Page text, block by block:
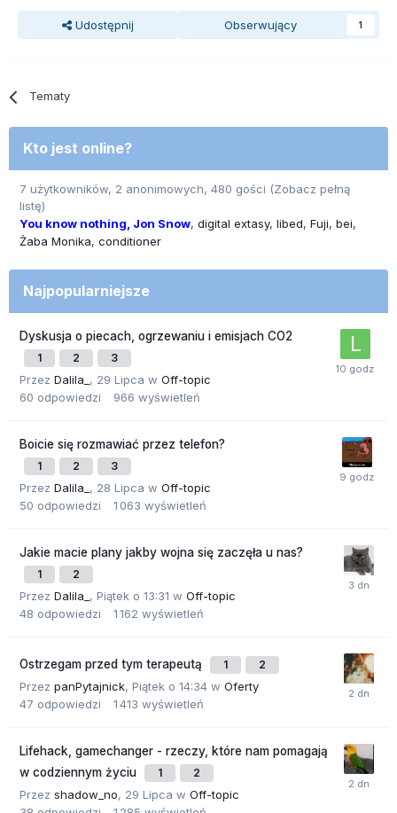
Udostępnij Obserwujący 1
Tematy
Kto jest online?
7 użytkowników, 2 anonimowych, 480 gości (Zobacz pełną
listę)
You know nothing, Jon Snow digital extasy libed Fuji bei
Żaba Monika conditioner
Najpopularniejsze
Dyskusja o piecach, ogrzewaniu i emisjach CO2
1 2 3
Przez Dalila_ , 29 Lipca w Off-topic
60 odpowiedzi 966 wyświetleń
Boicie się rozmawiać przez telefon?
1 2 3
Przez Dalila_ , 28 Lipca w Off-topic
50 odpowiedzi 1 063 wyświetleń
Jakie macie plany jakby wojna się zaczęła u nas?
1 2
Przez Dalila_ , Piątek o 13:31 w Off-topic
48 odpowiedzi 1 162 wyświetleń
Ostrzegam przed tym terapeutą 1 2
Przez panPytajnick, Piątek o 14:34 w Oferty
47 odpowiedzi 1 413 wyświetleń
Lifehack, gamechanger - rzeczy, które nam pomagają
w codziennym życiu
1 2
Przez shadow_no, 29 Lipca w Off-topic